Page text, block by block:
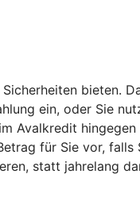
bieten.
ein, oder Sie
Avalkredit
für Sie vor,
statt jahrelang